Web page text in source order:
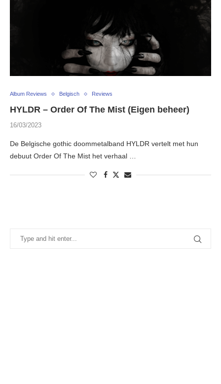
Album Reviews Belgisch Reviews
HYLDR – Order Of The Mist (Eigen beheer)
16/03/2023
De Belgische gothic doommetalband HYLDR vertelt met hun
debuut Order Of The Mist het verhaal …